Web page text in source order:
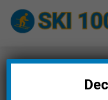
Zum
Inhalt
Startseite»Blog»
besten (Bestenliste)